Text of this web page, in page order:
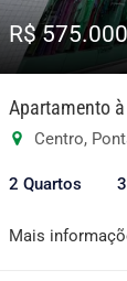
R$ 575.000
Apartamento
Centro,
2 Quartos
Mais